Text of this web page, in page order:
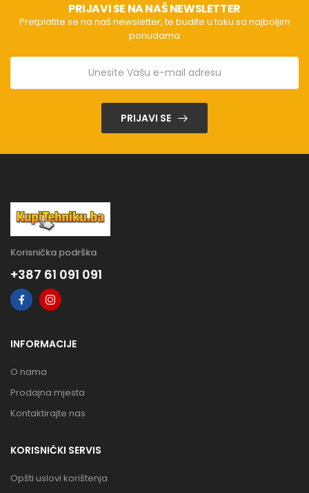
PRIJAVI SE NA NAŠ NEWSLETTER
Pretplatite se na naš newsletter, te budite u toku sa najboljim
ponudama
PRIJAVI SE
Korisnička podrška
+387 61 091 091
INFORMACIJE
O nama
Prodajna mjesta
Kontaktirajte nas
KORISNIČKI SERVIS
Opšti uslovi korištenja